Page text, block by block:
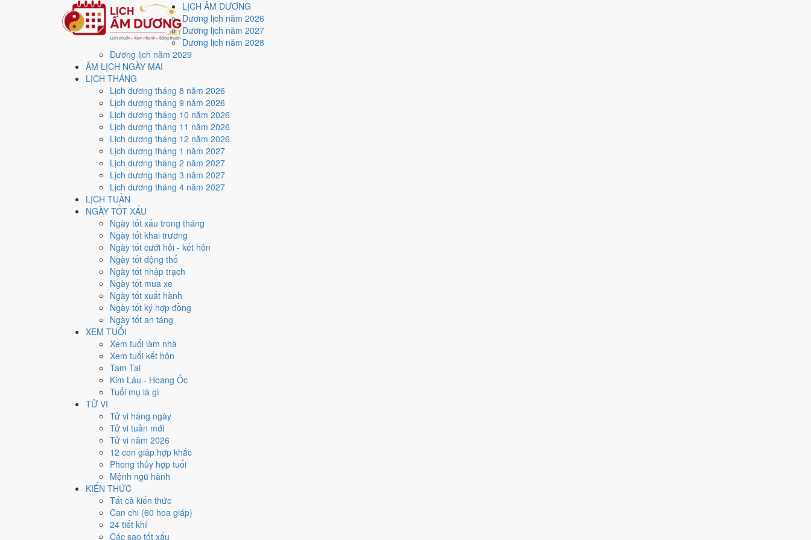
LỊCH ÂM DƯƠNG
Dương lịch năm 2026
Dương lịch năm 2027
Dương lịch năm 2028
Dương lịch năm 2029
ÂM LỊCH NGÀY MAI
LỊCH THÁNG
Lịch dương tháng 8 năm 2026
Lịch dương tháng 9 năm 2026
Lịch dương tháng 10 năm 2026
Lịch dương tháng 11 năm 2026
Lịch dương tháng 12 năm 2026
Lịch dương tháng 1 năm 2027
Lịch dương tháng 2 năm 2027
Lịch dương tháng 3 năm 2027
Lịch dương tháng 4 năm 2027
LỊCH TUẦN
NGÀY TỐT XẤU
Ngày tốt xấu trong tháng
Ngày tốt khai trương
Ngày tốt cưới hỏi - kết hôn
Ngày tốt động thổ
Ngày tốt nhập trạch
Ngày tốt mua xe
Ngày tốt xuất hành
Ngày tốt ký hợp đồng
Ngày tốt an táng
XEM TUỔI
Xem tuổi làm nhà
Xem tuổi kết hôn
Tam Tai
Kim Lâu - Hoang Ốc
Tuổi mụ là gì
TỬ VI
Tử vi hàng ngày
Tử vi tuần mới
Tử vi năm 2026
12 con giáp hợp khắc
Phong thủy hợp tuổi
Mệnh ngũ hành
KIẾN THỨC
Tất cả kiến thức
Can chi (60 hoa giáp)
24 tiết khí
Các sao tốt xấu
Trang chủ
Lịch năm 2021
Tháng 12/2021
Ngày 3/12/2021 (Ất Dậu)
Xem ngày3/12/2021
Ngày 3/12/2021 dương lịch (Thứ Sáu) là ngày 29/10/2021 âm lịch
với điểm trung bình6.0/10cho các việc quan trọng. Giờ Hoàng Đạo trong ngày:
Ngày Dương
Thứ Sáu
Tháng 12 năm 2021
Tháng 10 âm năm 2021
Ất Dậu
Ngày Ất Dậu có Trực
thường ngày.
Sửu, Tỵ, Thìnhợp ngày; tuổi
Ngày 3/12/2021 tốt hay xấu cho việc gì?
Ngày 3/12/2021 đạt6.0/10
gặp Sao Chu Tước hắc đạo nên điểm từng việc chênh nhau như bảng dưới.
Cưới hỏi - đính hôn
Rất tốt